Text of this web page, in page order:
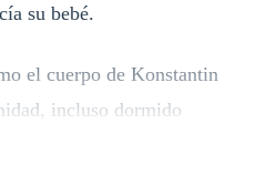
su bebé.
el cuerpo de Konstantin
incluso dormido